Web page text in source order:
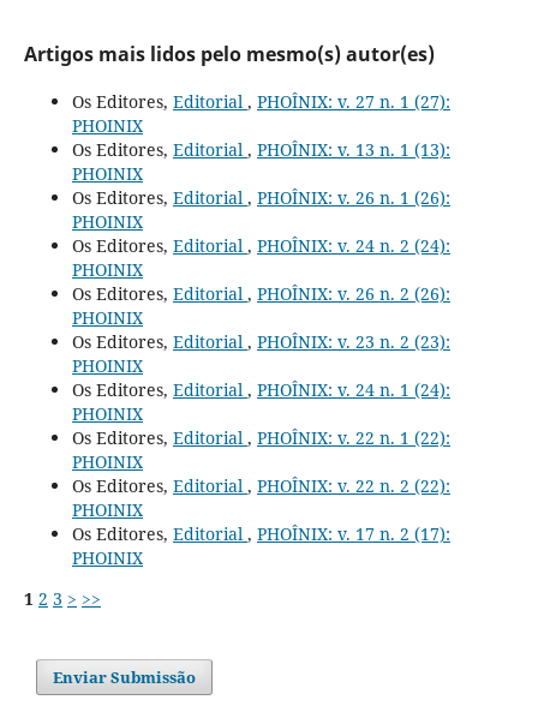
Artigos mais lidos pelo mesmo(s) autor(es)
Os Editores, Editorial , PHOÎNIX: v. 27 n. 1 (27):
PHOINIX
Os Editores, Editorial , PHOÎNIX: v. 13 n. 1 (13):
PHOINIX
Os Editores, Editorial , PHOÎNIX: v. 26 n. 1 (26):
PHOINIX
Os Editores, Editorial , PHOÎNIX: v. 24 n. 2 (24):
PHOINIX
Os Editores, Editorial , PHOÎNIX: v. 26 n. 2 (26):
PHOINIX
Os Editores, Editorial , PHOÎNIX: v. 23 n. 2 (23):
PHOINIX
Os Editores, Editorial , PHOÎNIX: v. 24 n. 1 (24):
PHOINIX
Os Editores, Editorial , PHOÎNIX: v. 22 n. 1 (22):
PHOINIX
Os Editores, Editorial , PHOÎNIX: v. 22 n. 2 (22):
PHOINIX
Os Editores, Editorial , PHOÎNIX: v. 17 n. 2 (17):
PHOINIX
1 2 3 > >>
Enviar Submissão